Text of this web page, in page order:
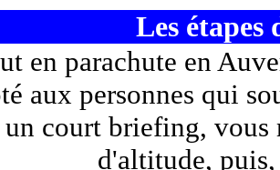
Les étapes
en parachute en
aux personnes qui
court briefing, vous
d'altitude,